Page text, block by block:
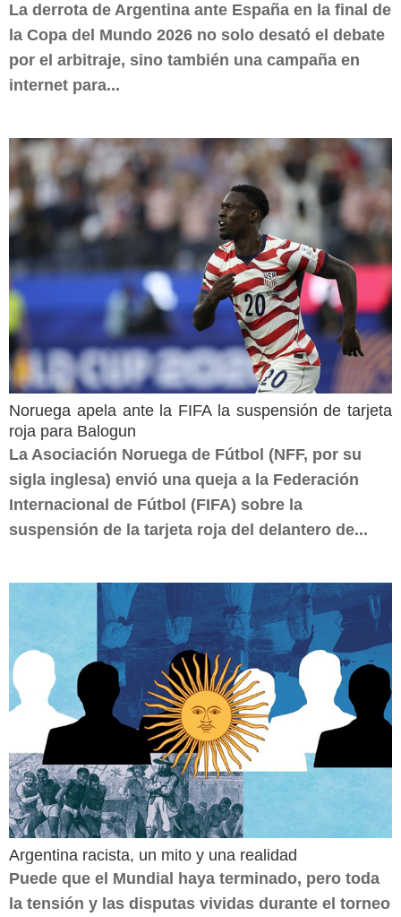
La derrota de Argentina ante España en la final de
la Copa del Mundo 2026 no solo desató el debate
por el arbitraje, sino también una campaña en
internet para...
Noruega apela ante la FIFA la suspensión de tarjeta
roja para Balogun
La Asociación Noruega de Fútbol (NFF, por su
sigla inglesa) envió una queja a la Federación
Internacional de Fútbol (FIFA) sobre la
suspensión de la tarjeta roja del delantero de...
Argentina racista, un mito y una realidad
Puede que el Mundial haya terminado, pero toda
la tensión y las disputas vividas durante el torneo